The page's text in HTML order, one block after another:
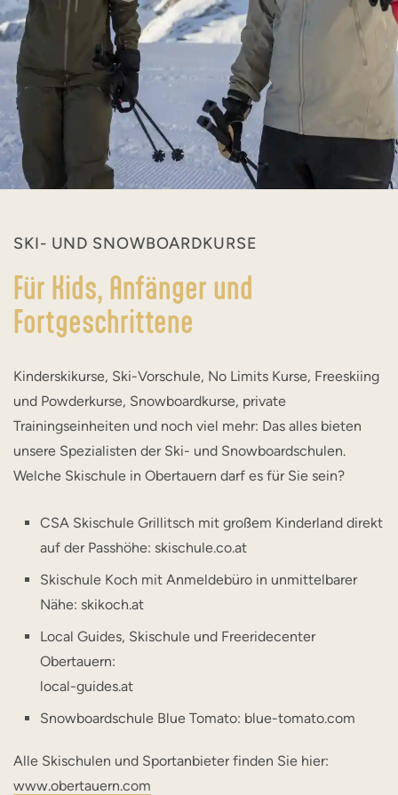
SKI- UND SNOWBOARDKURSE
Für Kids, Anfänger und
Fortgeschrittene
Kinderskikurse, Ski-Vorschule, No Limits Kurse, Freeskiing
und Powderkurse, Snowboardkurse, private
Trainingseinheiten und noch viel mehr: Das alles bieten
unsere Spezialisten der Ski- und Snowboardschulen.
Welche Skischule in Obertauern darf es für Sie sein?
CSA Skischule Grillitsch mit großem Kinderland direkt
auf der Passhöhe: skischule.co.at
Skischule Koch mit Anmeldebüro in unmittelbarer
Nähe: skikoch.at
Local Guides, Skischule und Freeridecenter
Obertauern:
local-guides.at
Snowboardschule Blue Tomato: blue-tomato.com
Alle Skischulen und Sportanbieter finden Sie hier:
www.obertauern.com